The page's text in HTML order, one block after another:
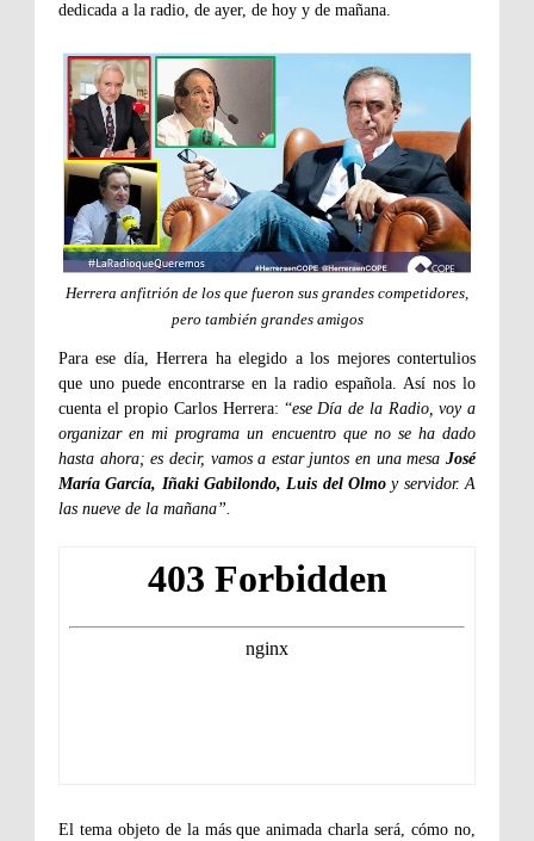
dedicada a la radio, de ayer, de hoy y de mañana.
Herrera anfitrión de los que fueron sus grandes competidores,
pero también grandes amigos
Para ese día, Herrera ha elegido a los mejores contertulios
que uno puede encontrarse en la radio española. Así nos lo
cuenta el propio Carlos Herrera: “ese Día de la Radio, voy a
organizar en mi programa un encuentro que no se ha dado
hasta ahora; es decir, vamos a estar juntos en una mesa José
María García, Iñaki Gabilondo, Luis del Olmo y servidor. A
las nueve de la mañana”.
El tema objeto de la más que animada charla será, cómo no,